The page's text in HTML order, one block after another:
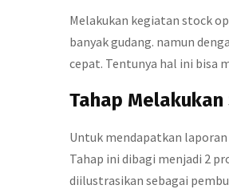
Melakukan kegiatan stock
banyak gudang. namun
cepat. Tentunya hal ini bisa
Tahap
Untuk mendapatkan laporan
Tahap ini dibagi menjadi 2
diilustrasikan sebagai